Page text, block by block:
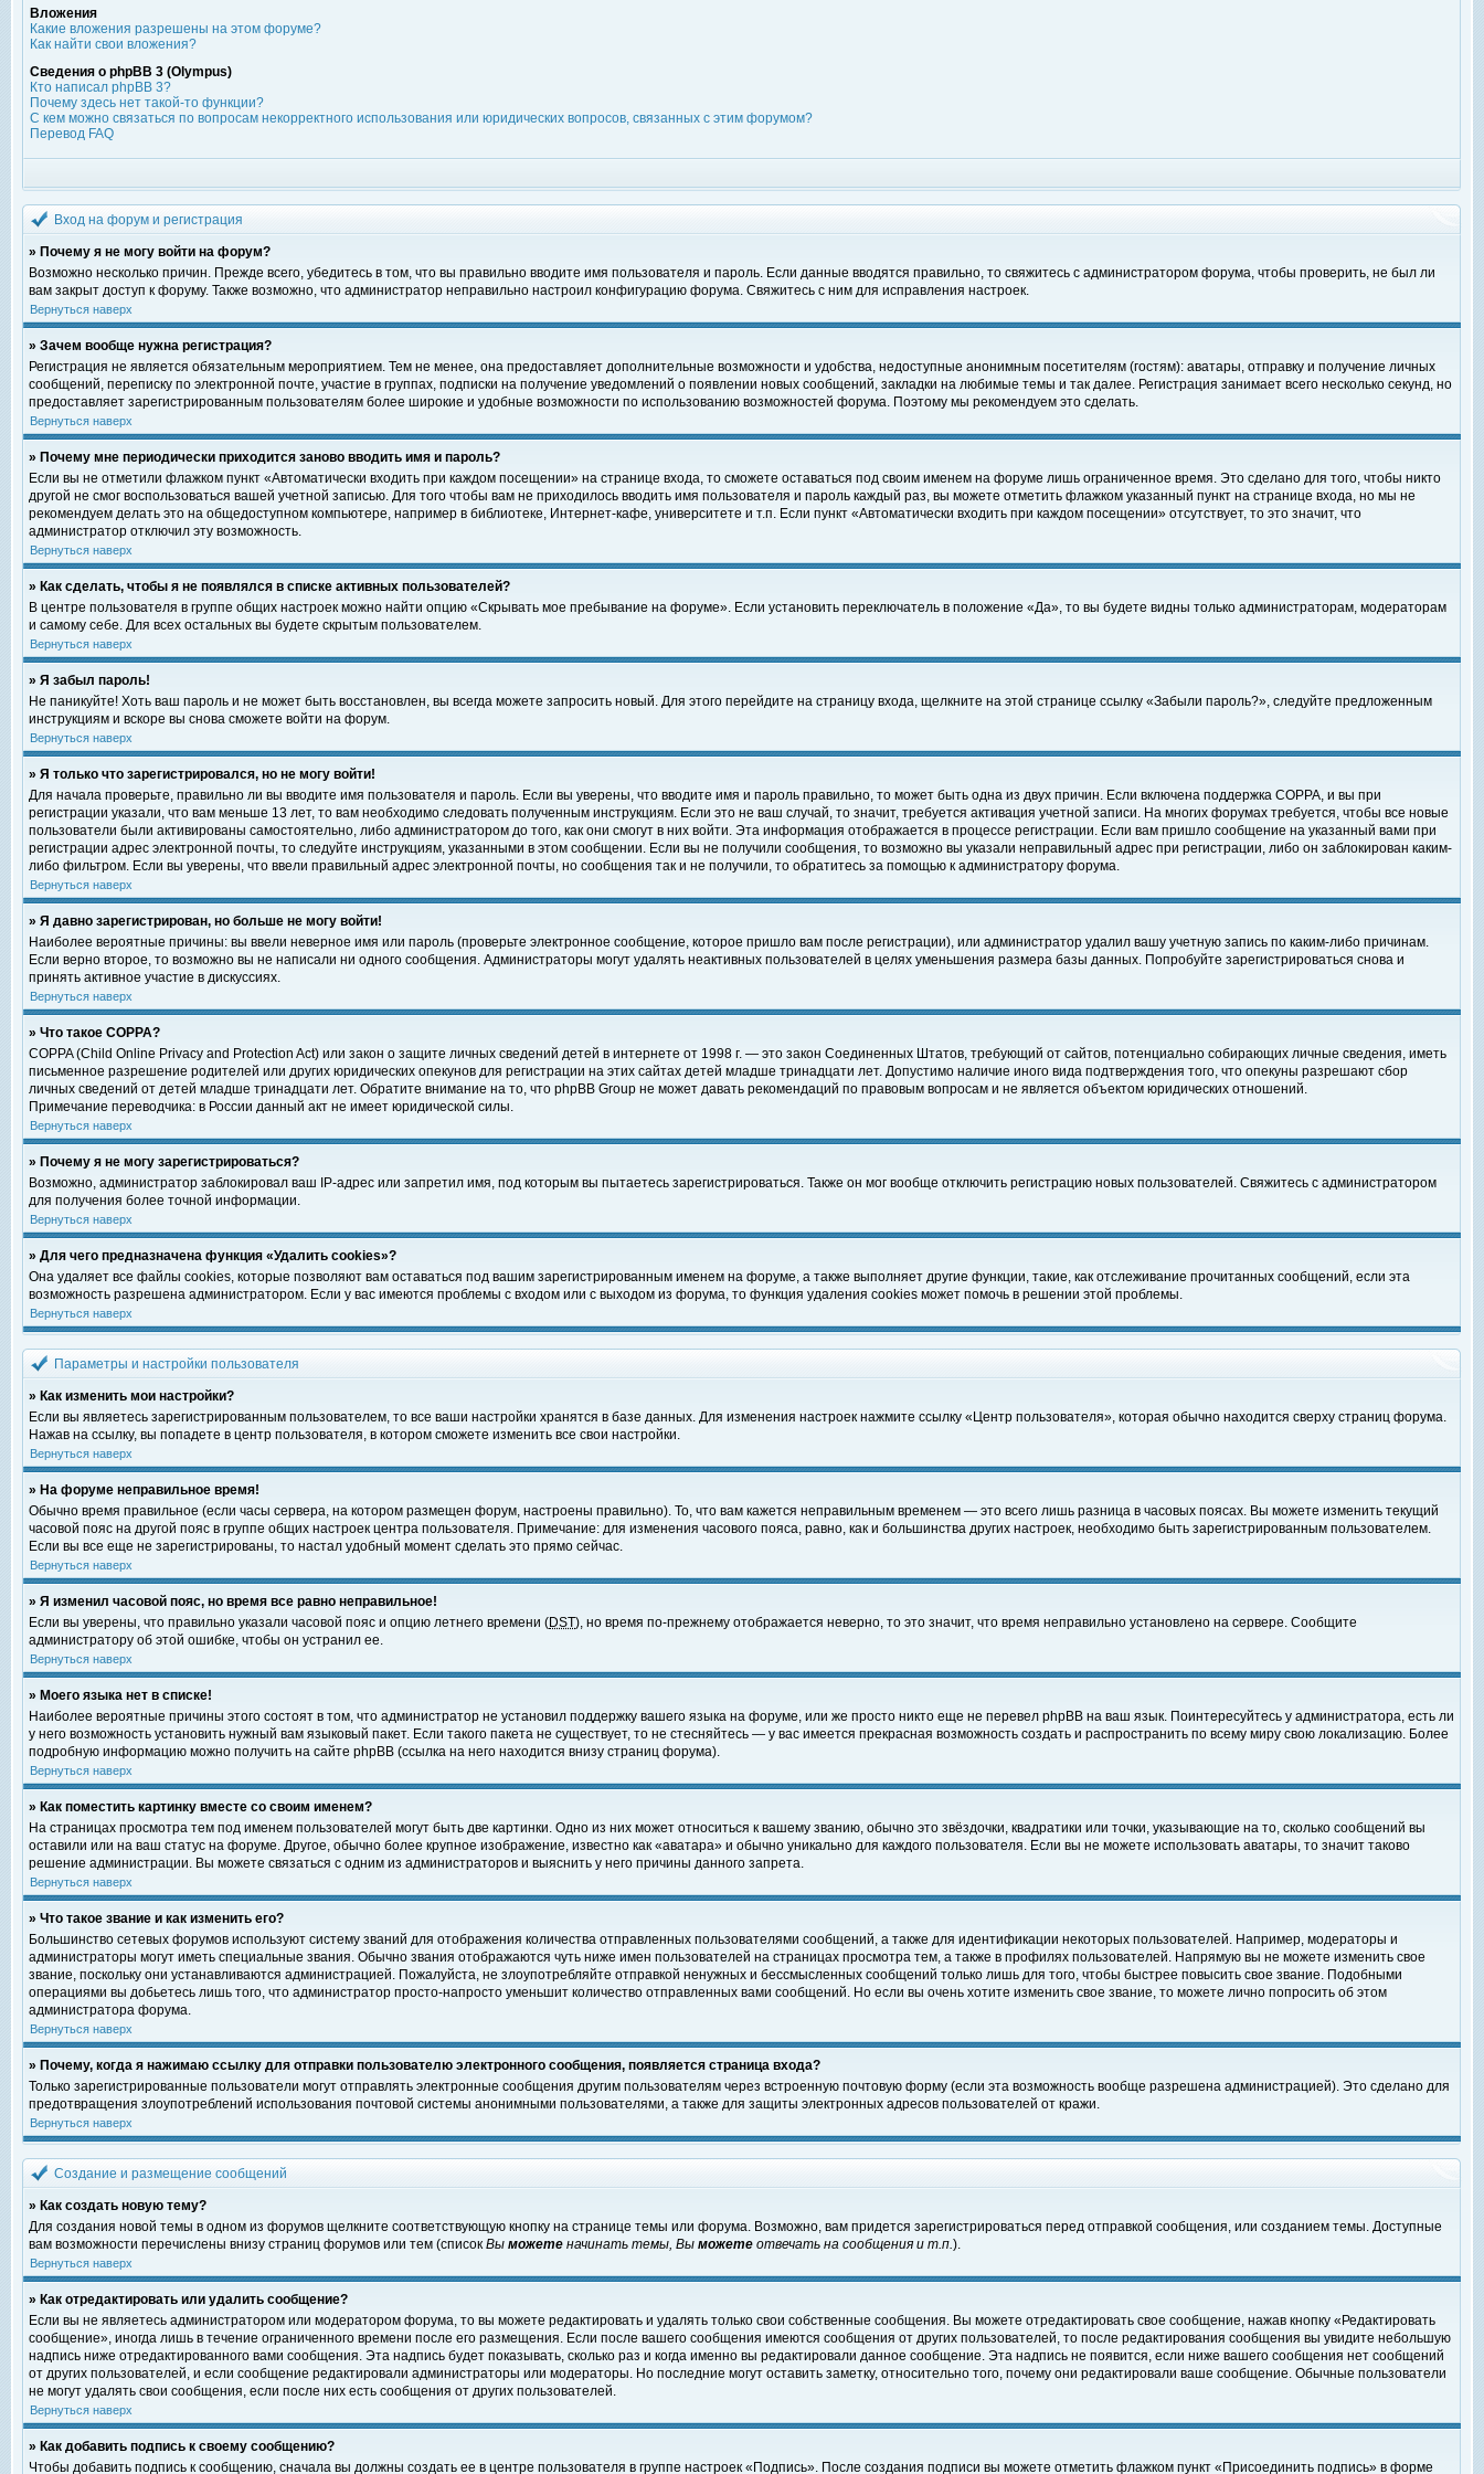
Вложения
Какие вложения разрешены на этом форуме?
Как найти свои вложения?
Сведения о phpBB 3 (Olympus)
Кто написал phpBB 3?
Почему здесь нет такой-то функции?
С кем можно связаться по вопросам некорректного использования или юридических вопросов, связанных с этим форумом?
Перевод FAQ
Вход на форум и регистрация
» Почему я не могу войти на форум?
Возможно несколько причин. Прежде всего, убедитесь в том, что вы правильно вводите имя пользователя и пароль. Если данные вводятся правильно, то свяжитесь с администратором форума, чтобы проверить, не был ли
вам закрыт доступ к форуму. Также возможно, что администратор неправильно настроил конфигурацию форума. Свяжитесь с ним для исправления настроек.
Вернуться наверх
» Зачем вообще нужна регистрация?
Регистрация не является обязательным мероприятием. Тем не менее, она предоставляет дополнительные возможности и удобства, недоступные анонимным посетителям (гостям): аватары, отправку и получение личных
сообщений, переписку по электронной почте, участие в группах, подписки на получение уведомлений о появлении новых сообщений, закладки на любимые темы и так далее. Регистрация занимает всего несколько секунд, но
предоставляет зарегистрированным пользователям более широкие и удобные возможности по использованию возможностей форума. Поэтому мы рекомендуем это сделать.
Вернуться наверх
» Почему мне периодически приходится заново вводить имя и пароль?
Если вы не отметили флажком пункт «Автоматически входить при каждом посещении» на странице входа, то сможете оставаться под своим именем на форуме лишь ограниченное время. Это сделано для того, чтобы никто
другой не смог воспользоваться вашей учетной записью. Для того чтобы вам не приходилось вводить имя пользователя и пароль каждый раз, вы можете отметить флажком указанный пункт на странице входа, но мы не
рекомендуем делать это на общедоступном компьютере, например в библиотеке, Интернет-кафе, университете и т.п. Если пункт «Автоматически входить при каждом посещении» отсутствует, то это значит, что
администратор отключил эту возможность.
Вернуться наверх
» Как сделать, чтобы я не появлялся в списке активных пользователей?
В центре пользователя в группе общих настроек можно найти опцию «Скрывать мое пребывание на форуме». Если установить переключатель в положение «Да», то вы будете видны только администраторам, модераторам
и самому себе. Для всех остальных вы будете скрытым пользователем.
Вернуться наверх
» Я забыл пароль!
Не паникуйте! Хоть ваш пароль и не может быть восстановлен, вы всегда можете запросить новый. Для этого перейдите на страницу входа, щелкните на этой странице ссылку «Забыли пароль?», следуйте предложенным
инструкциям и вскоре вы снова сможете войти на форум.
Вернуться наверх
» Я только что зарегистрировался, но не могу войти!
Для начала проверьте, правильно ли вы вводите имя пользователя и пароль. Если вы уверены, что вводите имя и пароль правильно, то может быть одна из двух причин. Если включена поддержка COPPA, и вы при
регистрации указали, что вам меньше 13 лет, то вам необходимо следовать полученным инструкциям. Если это не ваш случай, то значит, требуется активация учетной записи. На многих форумах требуется, чтобы все новые
пользователи были активированы самостоятельно, либо администратором до того, как они смогут в них войти. Эта информация отображается в процессе регистрации. Если вам пришло сообщение на указанный вами при
регистрации адрес электронной почты, то следуйте инструкциям, указанными в этом сообщении. Если вы не получили сообщения, то возможно вы указали неправильный адрес при регистрации, либо он заблокирован каким-
либо фильтром. Если вы уверены, что ввели правильный адрес электронной почты, но сообщения так и не получили, то обратитесь за помощью к администратору форума.
Вернуться наверх
» Я давно зарегистрирован, но больше не могу войти!
Наиболее вероятные причины: вы ввели неверное имя или пароль (проверьте электронное сообщение, которое пришло вам после регистрации), или администратор удалил вашу учетную запись по каким-либо причинам.
Если верно второе, то возможно вы не написали ни одного сообщения. Администраторы могут удалять неактивных пользователей в целях уменьшения размера базы данных. Попробуйте зарегистрироваться снова и
принять активное участие в дискуссиях.
Вернуться наверх
» Что такое COPPA?
COPPA (Child Online Privacy and Protection Act) или закон о защите личных сведений детей в интернете от 1998 г. — это закон Соединенных Штатов, требующий от сайтов, потенциально собирающих личные сведения, иметь
письменное разрешение родителей или других юридических опекунов для регистрации на этих сайтах детей младше тринадцати лет. Допустимо наличие иного вида подтверждения того, что опекуны разрешают сбор
личных сведений от детей младше тринадцати лет. Обратите внимание на то, что phpBB Group не может давать рекомендаций по правовым вопросам и не является объектом юридических отношений.
Примечание переводчика: в России данный акт не имеет юридической силы.
Вернуться наверх
» Почему я не могу зарегистрироваться?
Возможно, администратор заблокировал ваш IP-адрес или запретил имя, под которым вы пытаетесь зарегистрироваться. Также он мог вообще отключить регистрацию новых пользователей. Свяжитесь с администратором
для получения более точной информации.
Вернуться наверх
» Для чего предназначена функция «Удалить cookies»?
Она удаляет все файлы cookies, которые позволяют вам оставаться под вашим зарегистрированным именем на форуме, а также выполняет другие функции, такие, как отслеживание прочитанных сообщений, если эта
возможность разрешена администратором. Если у вас имеются проблемы с входом или с выходом из форума, то функция удаления cookies может помочь в решении этой проблемы.
Вернуться наверх
Параметры и настройки пользователя
» Как изменить мои настройки?
Если вы являетесь зарегистрированным пользователем, то все ваши настройки хранятся в базе данных. Для изменения настроек нажмите ссылку «Центр пользователя», которая обычно находится сверху страниц форума.
Нажав на ссылку, вы попадете в центр пользователя, в котором сможете изменить все свои настройки.
Вернуться наверх
» На форуме неправильное время!
Обычно время правильное (если часы сервера, на котором размещен форум, настроены правильно). То, что вам кажется неправильным временем — это всего лишь разница в часовых поясах. Вы можете изменить текущий
часовой пояс на другой пояс в группе общих настроек центра пользователя. Примечание: для изменения часового пояса, равно, как и большинства других настроек, необходимо быть зарегистрированным пользователем.
Если вы все еще не зарегистрированы, то настал удобный момент сделать это прямо сейчас.
Вернуться наверх
» Я изменил часовой пояс, но время все равно неправильное!
Если вы уверены, что правильно указали часовой пояс и опцию летнего времени (DST), но время по-прежнему отображается неверно, то это значит, что время неправильно установлено на сервере. Сообщите
администратору об этой ошибке, чтобы он устранил ее.
Вернуться наверх
» Моего языка нет в списке!
Наиболее вероятные причины этого состоят в том, что администратор не установил поддержку вашего языка на форуме, или же просто никто еще не перевел phpBB на ваш язык. Поинтересуйтесь у администратора, есть ли
у него возможность установить нужный вам языковый пакет. Если такого пакета не существует, то не стесняйтесь — у вас имеется прекрасная возможность создать и распространить по всему миру свою локализацию. Более
подробную информацию можно получить на сайте phpBB (ссылка на него находится внизу страниц форума).
Вернуться наверх
» Как поместить картинку вместе со своим именем?
На страницах просмотра тем под именем пользователей могут быть две картинки. Одно из них может относиться к вашему званию, обычно это звёздочки, квадратики или точки, указывающие на то, сколько сообщений вы
оставили или на ваш статус на форуме. Другое, обычно более крупное изображение, известно как «аватара» и обычно уникально для каждого пользователя. Если вы не можете использовать аватары, то значит таково
решение администрации. Вы можете связаться с одним из администраторов и выяснить у него причины данного запрета.
Вернуться наверх
» Что такое звание и как изменить его?
Большинство сетевых форумов используют систему званий для отображения количества отправленных пользователями сообщений, а также для идентификации некоторых пользователей. Например, модераторы и
администраторы могут иметь специальные звания. Обычно звания отображаются чуть ниже имен пользователей на страницах просмотра тем, а также в профилях пользователей. Напрямую вы не можете изменить свое
звание, поскольку они устанавливаются администрацией. Пожалуйста, не злоупотребляйте отправкой ненужных и бессмысленных сообщений только лишь для того, чтобы быстрее повысить свое звание. Подобными
операциями вы добьетесь лишь того, что администратор просто-напросто уменьшит количество отправленных вами сообщений. Но если вы очень хотите изменить свое звание, то можете лично попросить об этом
администратора форума.
Вернуться наверх
» Почему, когда я нажимаю ссылку для отправки пользователю электронного сообщения, появляется страница входа?
Только зарегистрированные пользователи могут отправлять электронные сообщения другим пользователям через встроенную почтовую форму (если эта возможность вообще разрешена администрацией). Это сделано для
предотвращения злоупотреблений использования почтовой системы анонимными пользователями, а также для защиты электронных адресов пользователей от кражи.
Вернуться наверх
Создание и размещение сообщений
» Как создать новую тему?
Для создания новой темы в одном из форумов щелкните соответствующую кнопку на странице темы или форума. Возможно, вам придется зарегистрироваться перед отправкой сообщения, или созданием темы. Доступные
вам возможности перечислены внизу страниц форумов или тем (список Вы можете начинать темы, Вы можете отвечать на сообщения и т.п.).
Вернуться наверх
» Как отредактировать или удалить сообщение?
Если вы не являетесь администратором или модератором форума, то вы можете редактировать и удалять только свои собственные сообщения. Вы можете отредактировать свое сообщение, нажав кнопку «Редактировать
сообщение», иногда лишь в течение ограниченного времени после его размещения. Если после вашего сообщения имеются сообщения от других пользователей, то после редактирования сообщения вы увидите небольшую
надпись ниже отредактированного вами сообщения. Эта надпись будет показывать, сколько раз и когда именно вы редактировали данное сообщение. Эта надпись не появится, если ниже вашего сообщения нет сообщений
от других пользователей, и если сообщение редактировали администраторы или модераторы. Но последние могут оставить заметку, относительно того, почему они редактировали ваше сообщение. Обычные пользователи
не могут удалять свои сообщения, если после них есть сообщения от других пользователей.
Вернуться наверх
» Как добавить подпись к своему сообщению?
Чтобы добавить подпись к сообщению, сначала вы должны создать ее в центре пользователя в группе настроек «Подпись». После создания подписи вы можете отметить флажком пункт «Присоединить подпись» в форме